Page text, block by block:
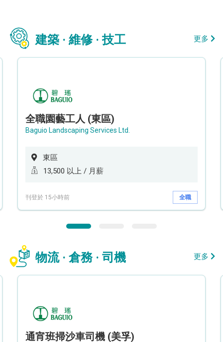
建築 · 維修 · 技工 更多
全職園藝工人 (東區)
Baguio Landscaping Services Ltd.
東區
13,500 以上 / 月薪
刊登於 15小時前 全職
物流 · 倉務 · 司機 更多
通宵班掃沙車司機 (美孚)